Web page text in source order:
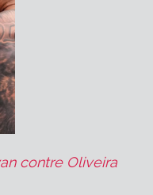
contre Oliveira